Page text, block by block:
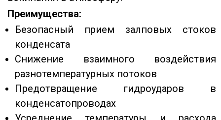
Преимущества:
Безопасный прием залповых стоков
конденсата
Снижение взаимного воздействия
разнотемпературных потоков
Предотвращение гидроударов в
конденсатопроводах